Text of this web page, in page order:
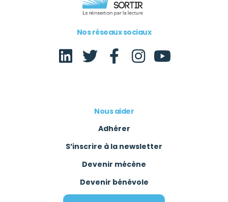
Nos réseaux sociaux
Nous aider
Adhérer
S’inscrire à la newsletter
Devenir mécène
Devenir bénévole